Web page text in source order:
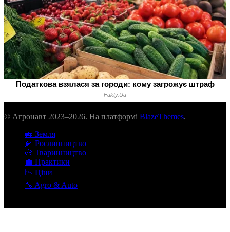
© Агронавт 2023–2026. На платформі BlazeThemes.
🚜 Земля
🌽 Рослинництво
🐽 Тваринництво
💼 Практики
📉 Ціни
🔧 Agro & Auto